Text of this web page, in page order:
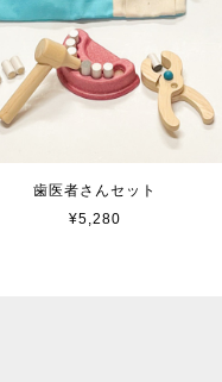
歯医者さんセット
¥5,280